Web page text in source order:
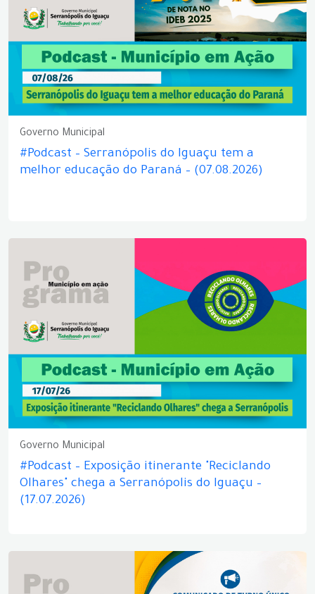
Governo Municipal
#Podcast – Serranópolis do Iguaçu tem a
melhor educação do Paraná – (07.08.2026)
Governo Municipal
#Podcast – Exposição itinerante "Reciclando
Olhares" chega a Serranópolis do Iguaçu –
(17.07.2026)